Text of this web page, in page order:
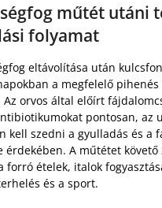
műtét utáni
folyamat
eltávolítása után
a megfelelő pihenés
Az orvos által előírt
pontosan, az
kell szedni a gyulladás és a
érdekében. A műtétet követő
forró ételek, italok
és a sport.